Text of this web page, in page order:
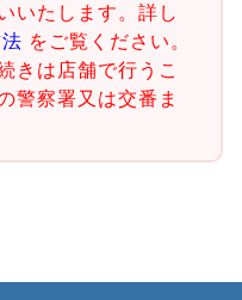
いたします。詳し
をご覧ください。
きは店舗で行うこ
警察署又は交番ま